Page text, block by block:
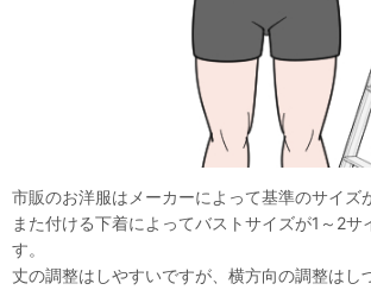
市販のお洋服はメーカーによって基準のサイズ
また付ける下着によってバストサイズが1～2サ
す。
丈の調整はしやすいですが、横方向の調整はし